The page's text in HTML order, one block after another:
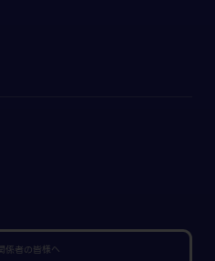
係者の皆様へ